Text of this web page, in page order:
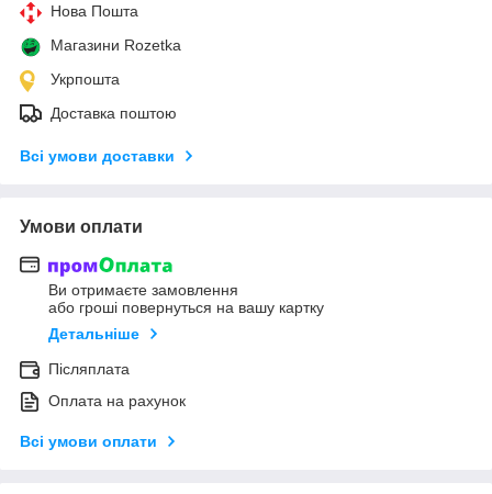
Нова Пошта
Магазини Rozetka
Укрпошта
Доставка поштою
Всі умови доставки
Умови оплати
Ви отримаєте замовлення
або гроші повернуться на вашу картку
Детальніше
Післяплата
Оплата на рахунок
Всі умови оплати